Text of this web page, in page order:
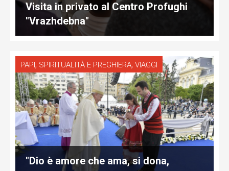
Visita in privato al Centro Profughi
"Vrazhdebna"
PAPI , SPIRITUALITÀ E PREGHIERA, VIAGGI
"Dio è amore che ama, si dona,